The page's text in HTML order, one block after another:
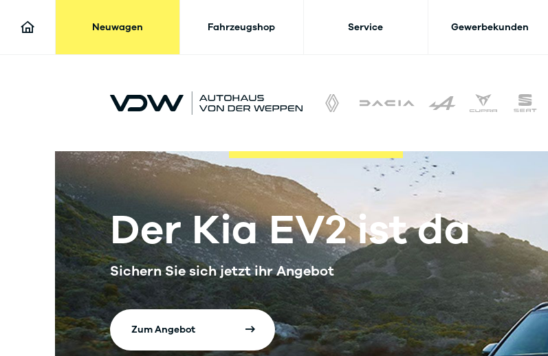
Neuwagen Fahrzeugshop Service Gewerbekunden
Der Kia EV2 ist da
Sichern Sie sich jetzt ihr Angebot
Zum Angebot